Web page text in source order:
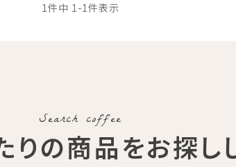
1件中 1-1件表示
Search coffee
りの商品をお探